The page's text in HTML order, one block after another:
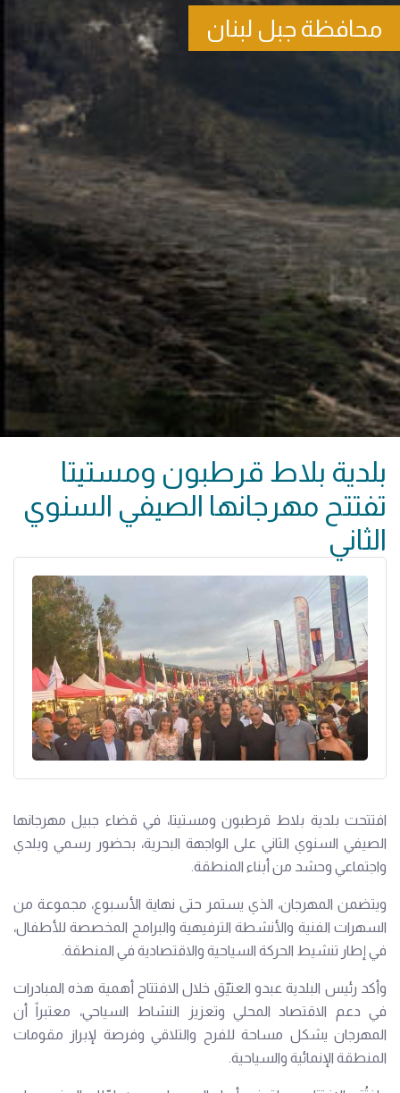
محافظة جبل لبنان
بلدية بلاط قرطبون ومستيتا
تفتتح مهرجانها الصيفي السنوي
الثاني
افتتحت بلدية بلاط قرطبون ومستيتا، في قضاء جبيل مهرجانها
الصيفي السنوي الثاني على الواجهة البحرية، بحضور رسمي وبلدي
واجتماعي وحشد من أبناء المنطقة.
ويتضمن المهرجان، الذي يستمر حتى نهاية الأسبوع، مجموعة من
السهرات الفنية والأنشطة الترفيهية والبرامج المخصصة للأطفال،
في إطار تنشيط الحركة السياحية والاقتصادية في المنطقة.
وأكد رئيس البلدية عبدو العتيّق خلال الافتتاح أهمية هذه المبادرات
في دعم الاقتصاد المحلي وتعزيز النشاط السياحي، معتبراً أن
المهرجان يشكل مساحة للفرح والتلاقي وفرصة لإبراز مقومات
المنطقة الإنمائية والسياحية.